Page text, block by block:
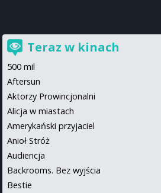
Teraz w kinach
500 mil
Aftersun
Aktorzy Prowincjonalni
Alicja w miastach
Amerykański przyjaciel
Anioł Stróż
Audiencja
Backrooms. Bez wyjścia
Bestie